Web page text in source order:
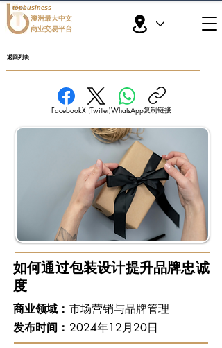
topbusiness
澳洲最大中文
商业交易平台
返回列表
FacebookX (Twitter)WhatsApp复制链接
如何通过包装设计提升品牌忠诚
度
商业领域： 市场营销与品牌管理
发布时间： 2024年12月20日